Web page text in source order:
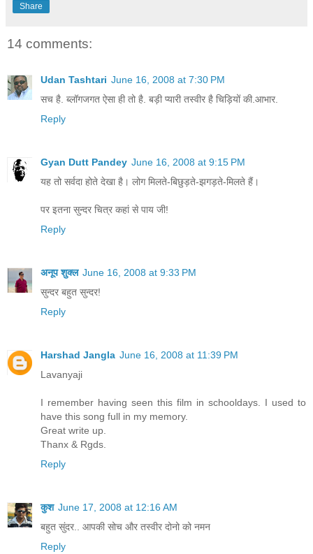
Share
14 comments:
Udan Tashtari June 16, 2008 at 7:30 PM
सच है. ब्लॉगजगत ऐसा ही तो है. बड़ी प्यारी तस्वीर है चिड़ियों की.आभार.
Reply
Gyan Dutt Pandey June 16, 2008 at 9:15 PM
यह तो सर्वदा होते देखा है। लोग मिलते-बिछुड़ते-झगड़ते-मिलते हैं।
पर इतना सुन्दर चित्र कहां से पाय जी!
Reply
अनूप शुक्ल June 16, 2008 at 9:33 PM
सुन्दर बहुत सुन्दर!
Reply
Harshad Jangla June 16, 2008 at 11:39 PM
Lavanyaji
I remember having seen this film in schooldays. I used to
have this song full in my memory.
Great write up.
Thanx & Rgds.
Reply
कुश June 17, 2008 at 12:16 AM
बहुत सुंदर.. आपकी सोच और तस्वीर दोनो को नमन
Reply